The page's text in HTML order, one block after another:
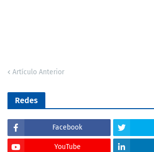
Artículo Anterior
Redes
Facebook
YouTube